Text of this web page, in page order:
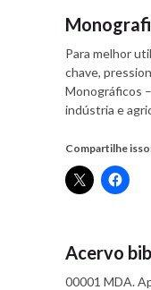
Para melhor
chave,
Monográficos
indústria e
Compartilhe
Acervo
00001 MDA.